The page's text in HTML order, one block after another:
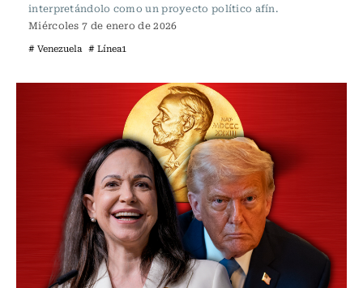
interpretándolo como un proyecto político afín.
Miércoles 7 de enero de 2026
# Venezuela # Línea1